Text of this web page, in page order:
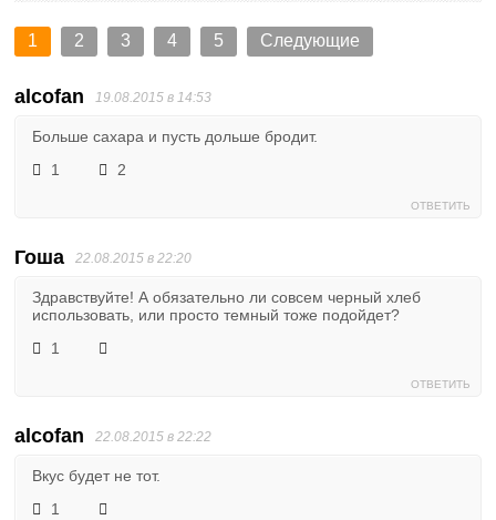
1 2 3 4 5 Следующие
alcofan 19.08.2015 в 14:53
Больше сахара и пусть дольше бродит.
1
2
ОТВЕТИТЬ
Гоша 22.08.2015 в 22:20
Здравствуйте! А обязательно ли совсем черный хлеб
использовать, или просто темный тоже подойдет?
1
ОТВЕТИТЬ
alcofan 22.08.2015 в 22:22
Вкус будет не тот.
1